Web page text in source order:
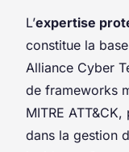
L’expertise
constitue la
Alliance Cyber
de frameworks
MITRE
dans la gestion